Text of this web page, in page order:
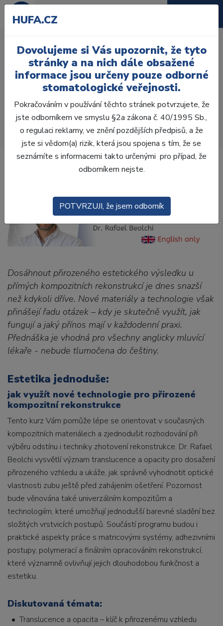
využít nové technologie
pro přirozené kompozitní
rekonstrukce
Úvod
Vzdělávání
Estetika jednoduše: jak využít nové technologie pro
přirozené kompozitní rekonstrukce
Dosáhnout přirozeného estetického výsledku u
přímých kompozitních rekonstrukcí je dnes snazší
než kdykoli dříve. Nové materiály a technologie však
přinášejí řadu otázek – kdy je skutečně využít, jak
fungují a jaký přínos mají v každodenní praxi.
Přednáška je vhodná pro všechny anglicky mluvící
lékaře - nebude tlumočena do češtiny.
Estetika jednoduše:
jak využít nové technologie pro přirozené
kompozitní rekonstrukce
Tento kurz Vám pomůže lépe se orientovat v současných
kompozitních materiálech a zjednodušit rozhodování při
výběru odstínu i techniky zhotovení rekonstrukce. Dr. Rafael
Beolchi vysvětlí význam translucence a opacity pro dosažení
přirozeného vzhledu a ukáže, jak správně vyhodnotit optické
vlastnosti zubu ještě před zahájením ošetření. Pozornost
bude věnována také univerzálním kompozitům a
technologiím, které umožňují jednodušší barevné sladění bez
složitých vrstvicích postupů. Součástí programu budou i
praktické aspekty práce s matricovými systémy, adhezivními
postupy, polymerací a finálním opracováním rekonstrukcí,
které významně ovlivňují jejich dlouhodobou funkčnost a
estetiku.
Diskutovaná témata:
• Translucence a opacita – klíč k přirozenému vzhledu
HUFA.CZ
Dovolujeme si Vás upozornit, že tyto
stránky a na nich dále obsažené
informace jsou určeny pouze odborné
stomatologické veřejnosti.
Pokračováním v používání těchto stránek potvrzujete, že
jste odborníkem ve smyslu §2a zákona č. 40/1995 Sb.,
o regulaci reklamy, ve znění pozdějších předpisů, a že
jste si vědom(a) rizik, která jsou spojena s tím, že se
seznámíte s informacemi takto určenými pro případ, že
odborníkem nejste.
POTVRZUJI, že jsem odborník